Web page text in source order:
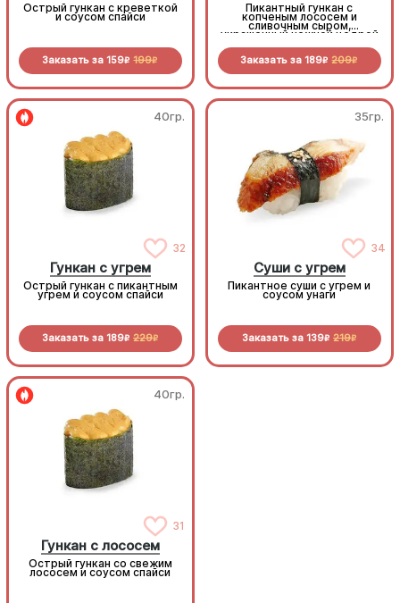
Острый гункан с креветкой
и соусом спайси
Заказать за 159R 199R
Пикантный гункан с
копченым лососем и
сливочным сыром,
украшенный нежной цедрой
Заказать за 189R 209R
40гр.
32
Гункан с угрем
Острый гункан с пикантным
угрем и соусом спайси
Заказать за 189R 229R
35гр.
34
Суши с угрем
Пикантное суши с угрем и
соусом унаги
Заказать за 139R 219R
40гр.
31
Гункан с лососем
Острый гункан со свежим
лососем и соусом спайси